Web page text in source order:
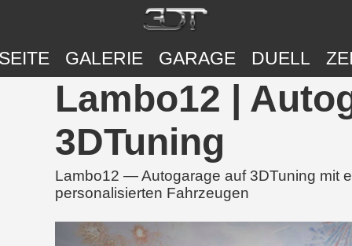
GALERIE GARAGE DUELL
Lambo12 |
3DTuning
Lambo12 — Autogarage auf 3DTuning mit
personalisierten Fahrzeugen